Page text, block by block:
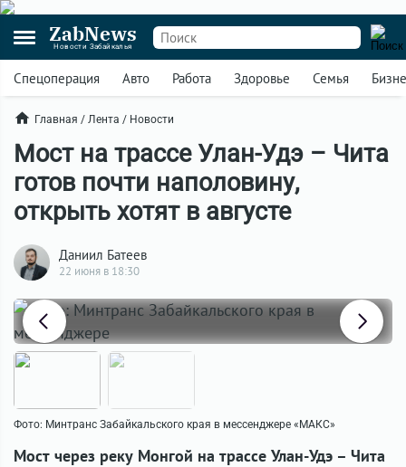
ZabNews
Новости Забайкалья
Спецоперация Авто Работа Здоровье Семья
Главная / Лента / Новости
Мост на трассе Улан-Удэ – Чита
готов почти наполовину,
открыть хотят в августе
Даниил Батеев
22 июня в 18:30
Фото: Минтранс Забайкальского края в мессенджере «МАКС»
Мост через реку Монгой на трассе Улан-Удэ – Чита